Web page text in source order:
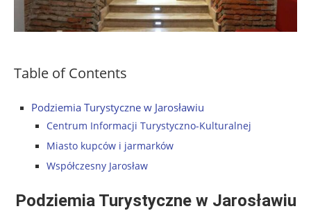
Table of Contents
Podziemia Turystyczne w Jarosławiu
Centrum Informacji Turystyczno-Kulturalnej
Miasto kupców i jarmarków
Współczesny Jarosław
Podziemia Turystyczne w Jarosławiu